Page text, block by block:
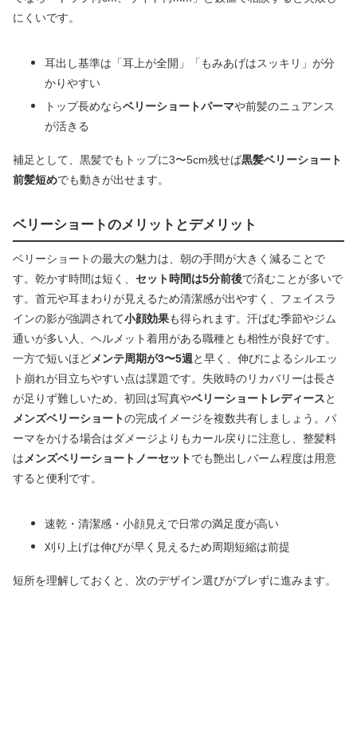
にくいです。
耳出し基準は「耳上が全開」「もみあげはスッキリ」が分
かりやすい
トップ長めならベリーショートパーマや前髪のニュアンス
が活きる
補足として、黒髪でもトップに3〜5cm残せば黒髪ベリーショート
前髪短めでも動きが出せます。
ベリーショートのメリットとデメリット
ベリーショートの最大の魅力は、朝の手間が大きく減ることで
す。乾かす時間は短く、 セット時間は5分前後で済むことが多いで
す。首元や耳まわりが見えるため清潔感が出やすく、フェイスラ
インの影が強調されて小顔効果も得られます。汗ばむ季節やジム
通いが多い人、ヘルメット着用がある職種とも相性が良好です。
一方で短いほどメンテ周期が3〜5週 と早く、伸びによるシルエッ
ト崩れが目立ちやすい点は課題です。失敗時のリカバリーは長さ
が足りず難しいため、初回は写真やベリーショートレディースと
メンズベリーショートの完成イメージを複数共有しましょう。パ
ーマをかける場合はダメージよりもカール戻りに注意し、整髪料
は メンズベリーショートノーセットでも艶出しバーム程度は用意
すると便利です。
速乾・清潔感・小顔見えで日常の満足度が高い
刈り上げは伸びが早く見えるため周期短縮は前提
短所を理解しておくと、次のデザイン選びがブレずに進みます。